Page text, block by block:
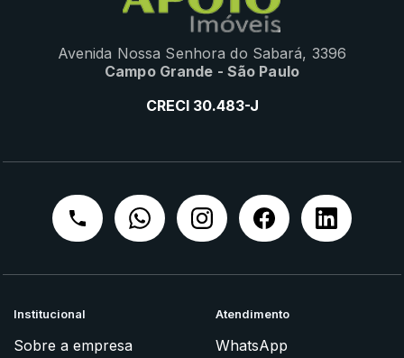
Avenida Nossa Senhora do Sabará, 3396
Campo Grande - São Paulo
CRECI 30.483-J
Institucional
Sobre a empresa
Atendimento
WhatsApp